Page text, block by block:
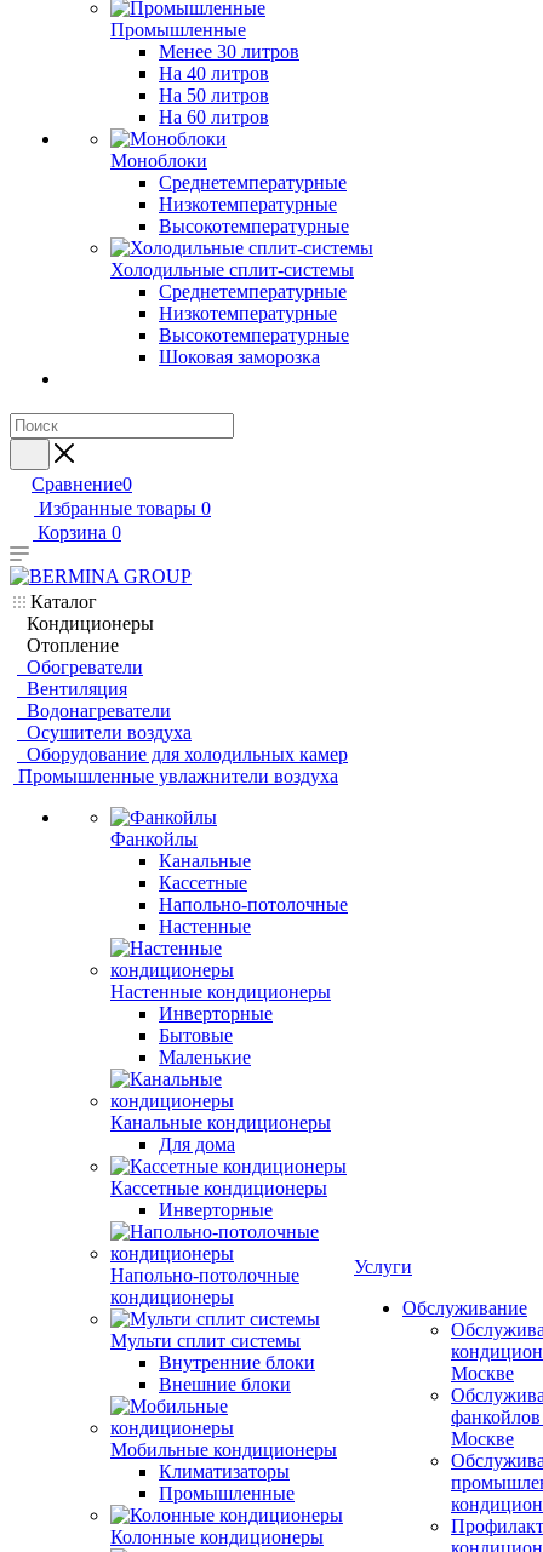
Промышленные
Менее 30 литров
На 40 литров
На 50 литров
На 60 литров
Моноблоки
Среднетемпературные
Низкотемпературные
Высокотемпературные
Холодильные сплит-системы
Среднетемпературные
Низкотемпературные
Высокотемпературные
Шоковая заморозка
Сравнение0
Избранные товары 0
Корзина 0
Каталог
Кондиционеры
Отопление
Обогреватели
Вентиляция
Водонагреватели
Осушители воздуха
Оборудование для холодильных камер
Промышленные увлажнители воздуха
Фанкойлы
Канальные
Кассетные
Напольно-потолочные
Настенные
Настенные кондиционеры
Инверторные
Бытовые
Маленькие
Канальные кондиционеры
Для дома
Кассетные кондиционеры
Инверторные
Напольно-потолочные
кондиционеры
Мульти сплит системы
Внутренние блоки
Внешние блоки
Мобильные кондиционеры
Климатизаторы
Промышленные
Колонные кондиционеры
Услуги
Обслуживание
Москве
Москве